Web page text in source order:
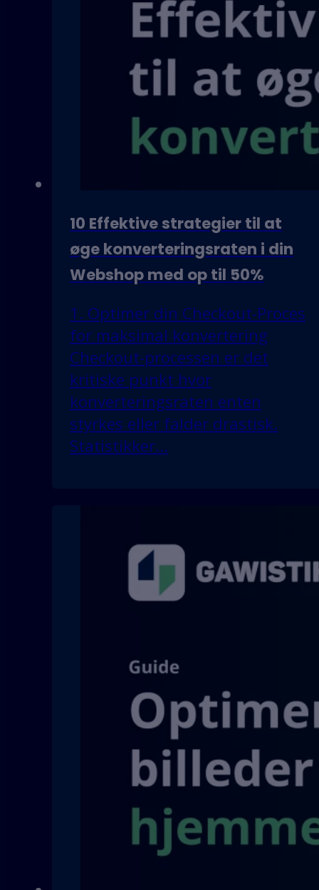
10 Effektive strategier til at
øge konverteringsraten i din
Webshop med op til 50%
1. Optimer din Checkout-Proces
for maksimal konvertering
Checkout-processen er det
kritiske punkt hvor
konverteringsraten enten
styrkes eller falder drastisk.
Statistikker…